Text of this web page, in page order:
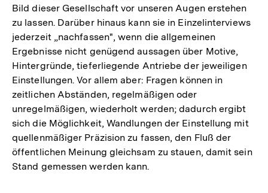
Bild dieser Gesellschaft vor unseren Augen erstehen
zu lassen. Darüber hinaus kann sie in Einzelinterviews
jederzeit „nachfassen", wenn die allgemeinen
Ergebnisse nicht genügend aussagen über Motive,
Hintergründe, tieferliegende Antriebe der jeweiligen
Einstellungen. Vor allem aber: Fragen können in
zeitlichen Abständen, regelmäßigen oder
unregelmäßigen, wiederholt werden; dadurch ergibt
sich die Möglichkeit, Wandlungen der Einstellung mit
quellenmäßiger Präzision zu fassen, den Fluß der
öffentlichen Meinung gleichsam zu stauen, damit sein
Stand gemessen werden kann.